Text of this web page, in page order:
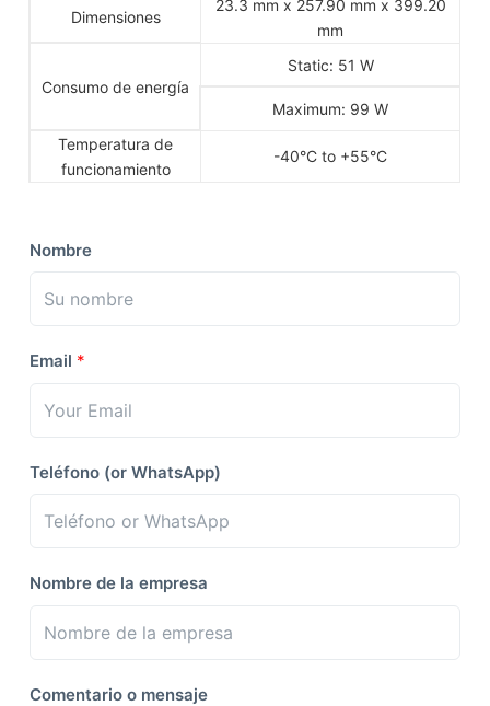
Dimensiones
23.3 mm x 257.90 mm x 399.20
mm
Consumo de energía
Static: 51 W
Maximum: 99 W
Temperatura de
funcionamiento
-40°C to +55°C
Nombre
Email *
Teléfono (or WhatsApp)
Nombre de la empresa
Comentario o mensaje